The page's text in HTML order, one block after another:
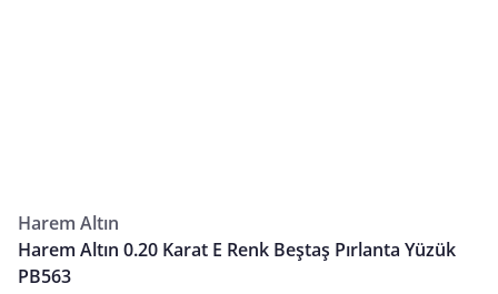
Harem Altın
Harem Altın 0.20 Karat E Renk Beştaş Pırlanta Yüzük
PB563